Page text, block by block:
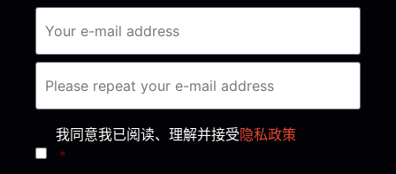
Consent *
我同意我已阅读、理解并接受隐私政策
*